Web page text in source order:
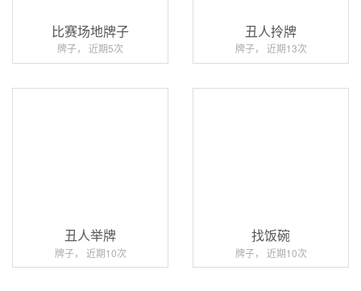
比赛场地牌子
牌子， 近期5次
丑人拎牌
牌子， 近期13次
丑人举牌
牌子， 近期10次
找饭碗
牌子， 近期10次